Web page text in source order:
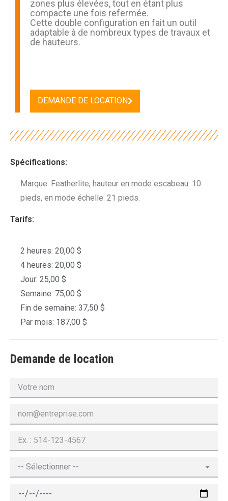
zones plus élevées, tout en étant plus
compacte une fois refermée.
Cette double configuration en fait un outil
adaptable à de nombreux types de travaux et
de hauteurs.
DEMANDE DE LOCATION
Spécifications:
Marque: Featherlite, hauteur en mode escabeau: 10
pieds, en mode échelle: 21 pieds.
Tarifs:
2 heures: 20,00 $
4 heures: 20,00 $
Jour: 25,00 $
Semaine: 75,00 $
Fin de semaine: 37,50 $
Par mois: 187,00 $
Demande de location